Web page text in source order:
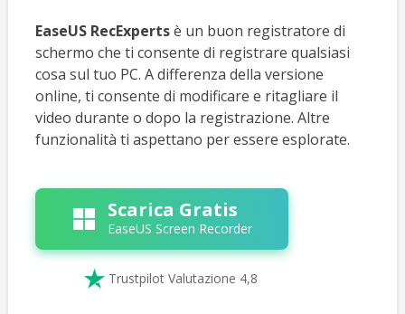
EaseUS RecExpertsè un buon registratore di
schermo che ti consente di registrare qualsiasi
cosa sul tuo PC. A differenza della versione
online, ti consente di modificare e ritagliare il
video durante o dopo la registrazione. Altre
funzionalità ti aspettano per essere esplorate.
Scarica Gratis
EaseUS Screen Recorder
 Trustpilot Valutazione 4,8